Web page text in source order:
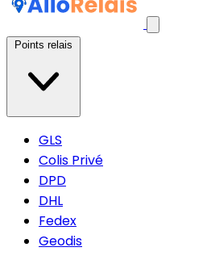
GLS
Colis Privé
DPD
DHL
Fedex
Geodis